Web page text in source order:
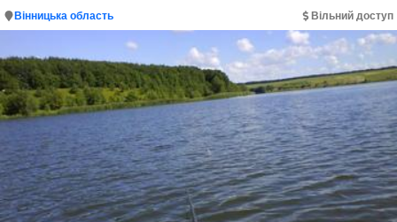
Вінницька область Вільний доступ